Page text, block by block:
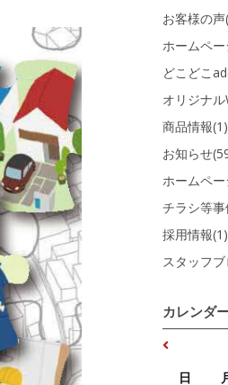
お客様の
ホームペ
どこどこ
オリジナ
商品情報(1)
お知らせ
ホームペ
チラシ等
採用情報(1)
スタッフ
カレンダ
日